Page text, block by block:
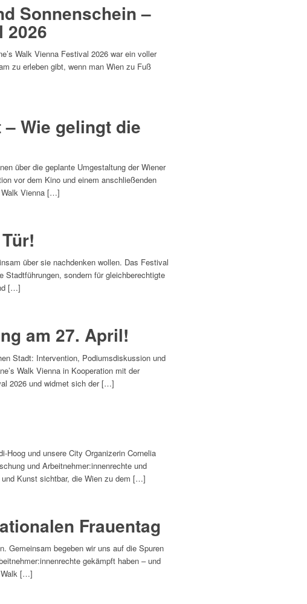
Sonnenschein –
2026
Walk Vienna Festival 2026 war ein voller
zu erleben gibt, wenn man Wien zu Fuß
Wie gelingt die
über die geplante Umgestaltung der Wiener
vor dem Kino und einem anschließenden
Walk Vienna […]
über sie nachdenken wollen. Das Festival
sondern für gleichberechtigte
[…]
am 27. April!
Stadt: Intervention, Podiumsdiskussion und
Walk Vienna in Kooperation mit der
2026 und widmet sich der […]
Hoog und unsere City Organizerin Cornelia
und Arbeitnehmer:innenrechte und
Kunst sichtbar, die Wien zu dem […]
Frauentag
Gemeinsam begeben wir uns auf die Spuren
gekämpft haben – und
Walk […]